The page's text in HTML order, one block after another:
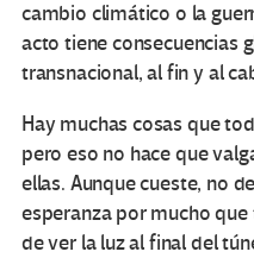
cambio climático o la
acto tiene consecuencias
transnacional, al fin y al
Hay muchas cosas que
pero eso no hace que
ellas. Aunque cueste, no
esperanza por mucho
de ver la luz al final del